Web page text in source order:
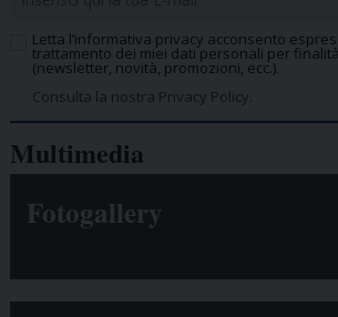
Letta l’informativa privacy acconsento
trattamento dei miei dati personali per
(newsletter, novità, promozioni, ecc.).
Consulta la nostra Privacy Policy.
Multimedia
Fotogallery